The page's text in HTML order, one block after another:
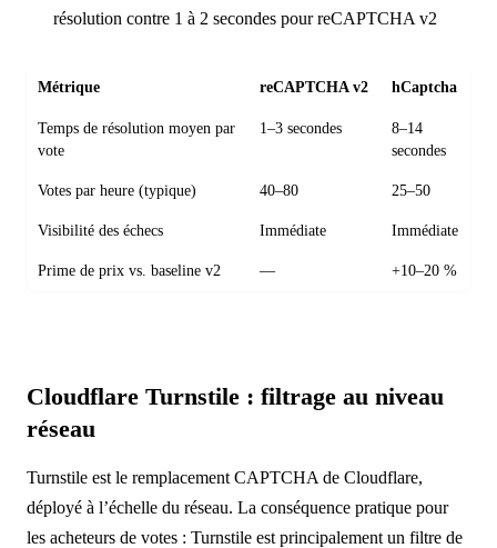
résolution contre 1 à 2 secondes pour reCAPTCHA v2
Métrique reCAPTCHA v2 hCaptcha
Temps de résolution moyen par
vote
1–3 secondes
8–14
secondes
Votes par heure (typique) 40–80 25–50
Visibilité des échecs Immédiate Immédiate
Prime de prix vs. baseline v2 — +10–20 %
Cloudflare Turnstile : filtrage au niveau
réseau
Turnstile est le remplacement CAPTCHA de Cloudflare,
déployé à l’échelle du réseau. La conséquence pratique pour
les acheteurs de votes : Turnstile est principalement un filtre de